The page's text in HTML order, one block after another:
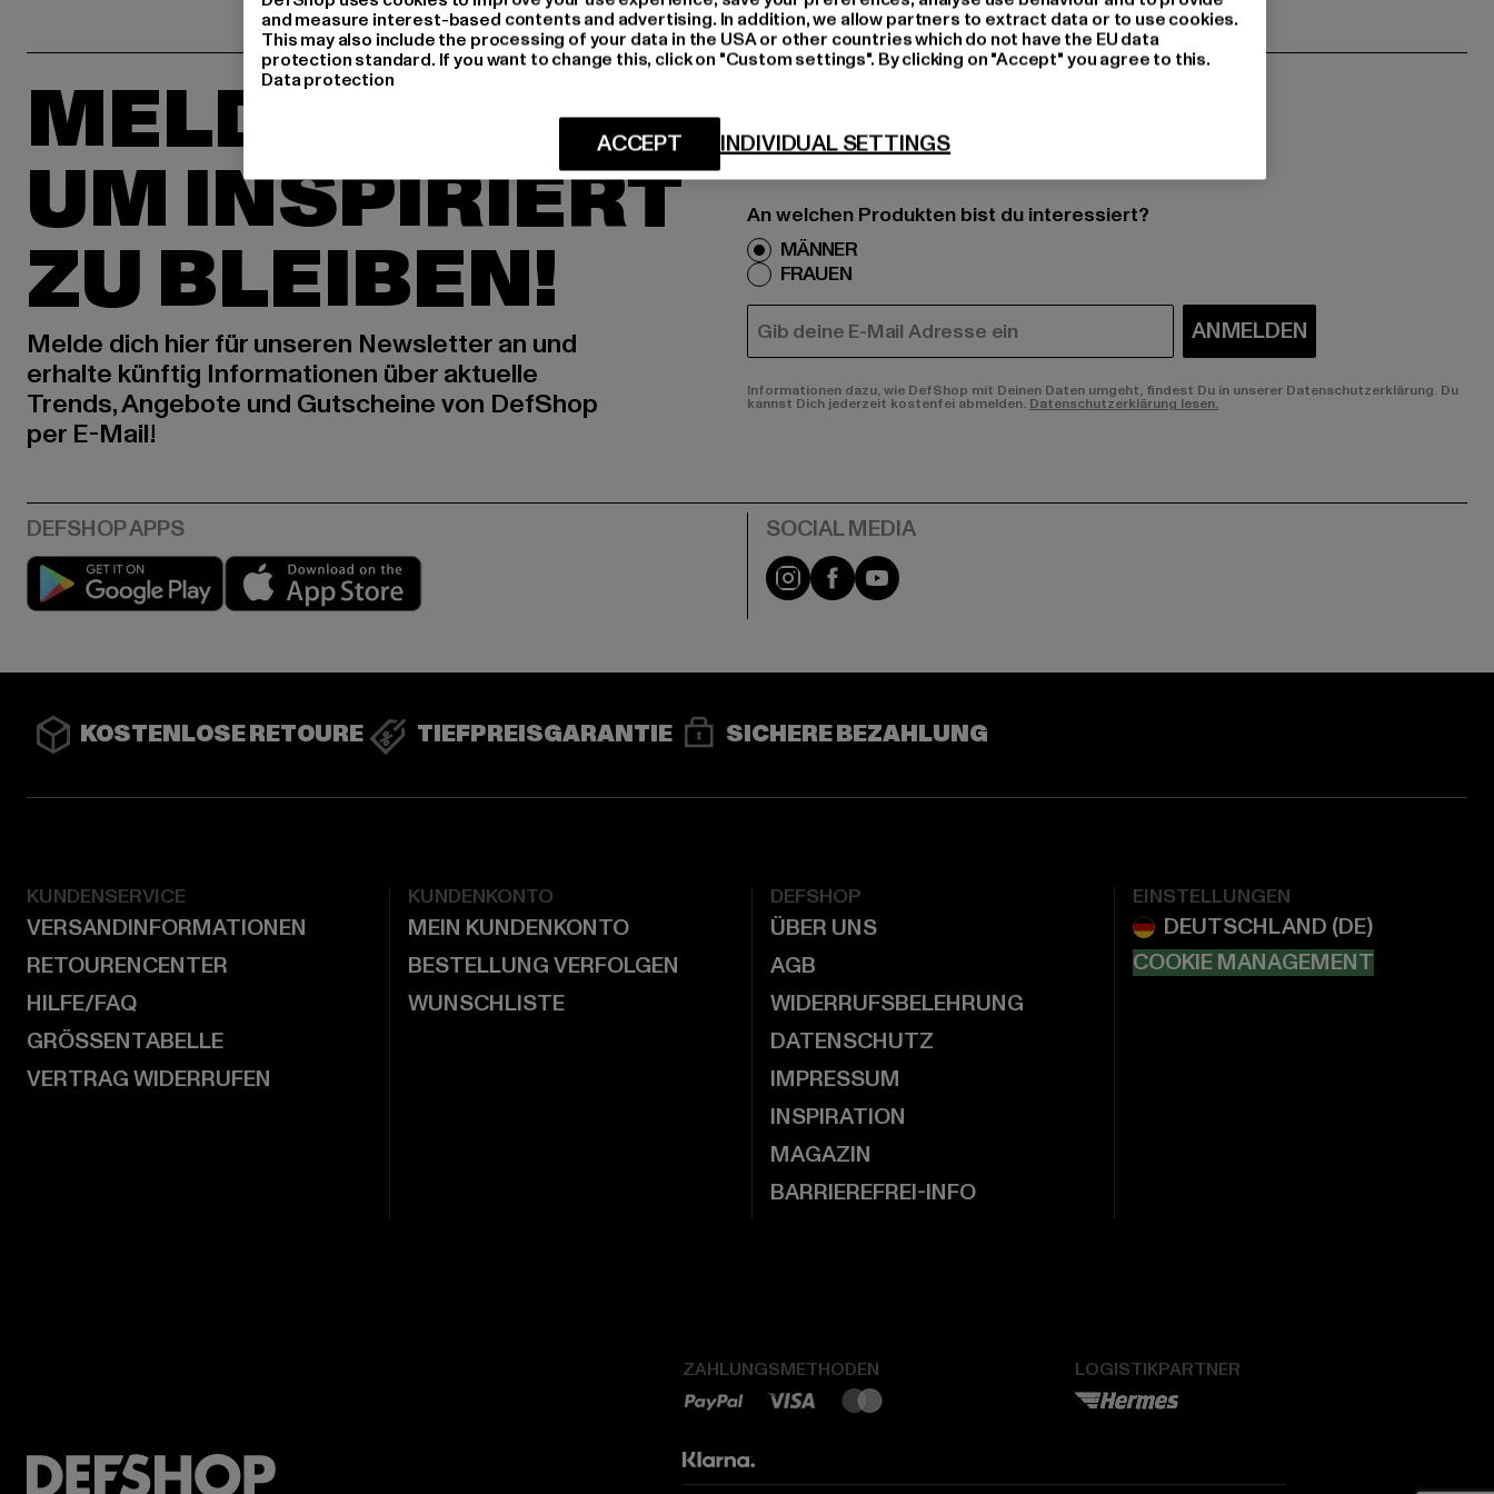
MELDE DICH AN,
UM INSPIRIERT
ZU BLEIBEN!
Melde dich hier für unseren Newsletter an und
erhalte künftig Informationen über aktuelle
Trends, Angebote und Gutscheine von DefShop
per E-Mail!
An welchen Produkten bist du interessiert?
MÄNNER
FRAUEN
E-MAIL ANMELDEN
Informationen dazu, wie DefShop mit Deinen Daten umgeht, findest Du in unserer Datenschutzerklärung. Du
kannst Dich jederzeit kostenfei abmelden.Datenschutzerklärung lesen.
Play market Instagram
FacebookYouTube
KOSTENLOSE RETOURE TIEFPREISGARANTIE SICHERE BEZAHLUNG
KUNDENSERVICE
VERSANDINFORMATIONEN
RETOURENCENTER
HILFE/FAQ
GRÖSSENTABELLE
VERTRAG WIDERRUFEN
KUNDENKONTO
MEIN KUNDENKONTO
BESTELLUNG VERFOLGEN
WUNSCHLISTE
DEFSHOP
ÜBER UNS
AGB
WIDERRUFSBELEHRUNG
DATENSCHUTZ
IMPRESSUM
INSPIRATION
MAGAZIN
BARRIEREFREI-INFO
EINSTELLUNGEN
COOKIE MANAGEMENT
ZAHLUNGSMETHODEN LOGISTIKPARTNER
and measure interest-based contents and advertising. In addition, we allow partners to extract data or to use cookies.
This may also include the processing of your data in the USA or other countries which do not have the EU data
protection standard. If you want to change this, click on "Custom settings". By clicking on "Accept" you agree to this.
Data protection
INDIVIDUAL SETTINGS
ACCEPT